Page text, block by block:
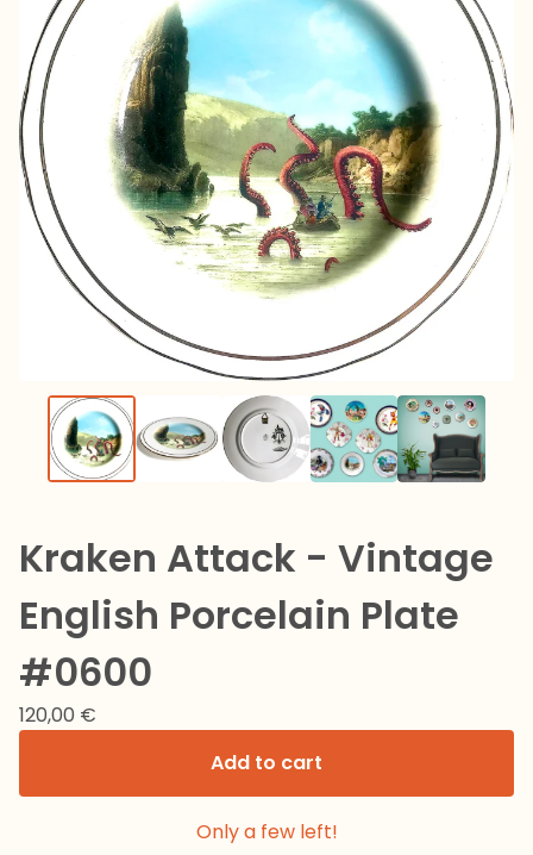
Kraken Attack - Vintage
English Porcelain Plate
#0600
120,00 €
Add to cart
Only a few left!